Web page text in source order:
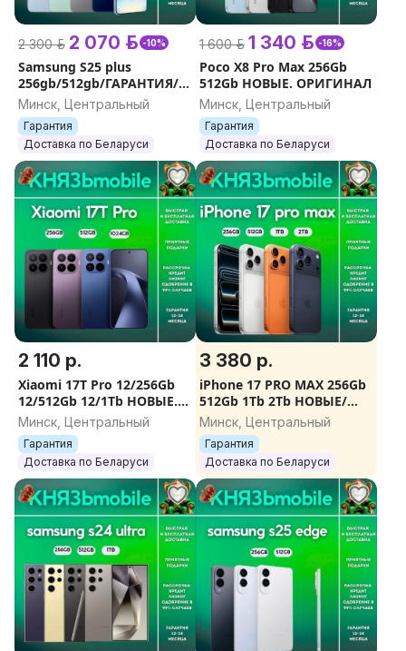
2 300 р. 2 070 р. -10%
Samsung S25 plus
256gb/512gb/ГАРАНТИЯ/
ДОСТАВКА
Минск, Центральный
Гарантия
Доставка по Беларуси
1 600 р. 1 340 р. -16%
Poco X8 Pro Max 256Gb
512Gb НОВЫЕ. ОРИГИНАЛ
Минск, Центральный
Гарантия
Доставка по Беларуси
2 110 р.
Xiaomi 17T Pro 12/256Gb
12/512Gb 12/1Tb НОВЫЕ.
ОРИГИНАЛ. ГАРАНТИЯ
Минск, Центральный
Гарантия
Доставка по Беларуси
3 380 р.
iPhone 17 PRO MAX 256Gb
512Gb 1Tb 2Tb НОВЫЕ/
ОРИГИНАЛ/ГАРАНТИЯ/
ПОДАРКИ
Минск, Центральный
Гарантия
Доставка по Беларуси